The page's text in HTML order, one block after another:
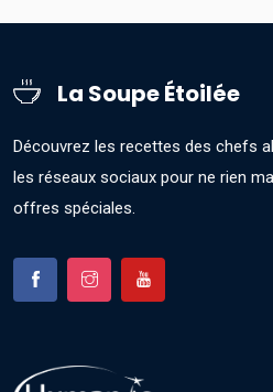
La Soupe Étoilée
Découvrez les recettes des chefs
les réseaux sociaux pour ne rien
offres spéciales.